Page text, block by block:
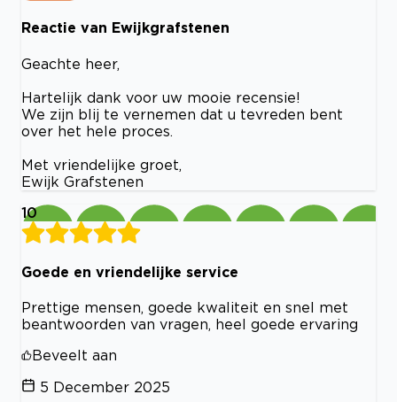
Reactie van Ewijkgrafstenen
Geachte heer,
Hartelijk dank voor uw mooie recensie!
We zijn blij te vernemen dat u tevreden bent
over het hele proces.
Met vriendelijke groet,
Ewijk Grafstenen
10
Goede en vriendelijke service
Prettige mensen, goede kwaliteit en snel met
beantwoorden van vragen, heel goede ervaring
Beveelt aan
5 December 2025